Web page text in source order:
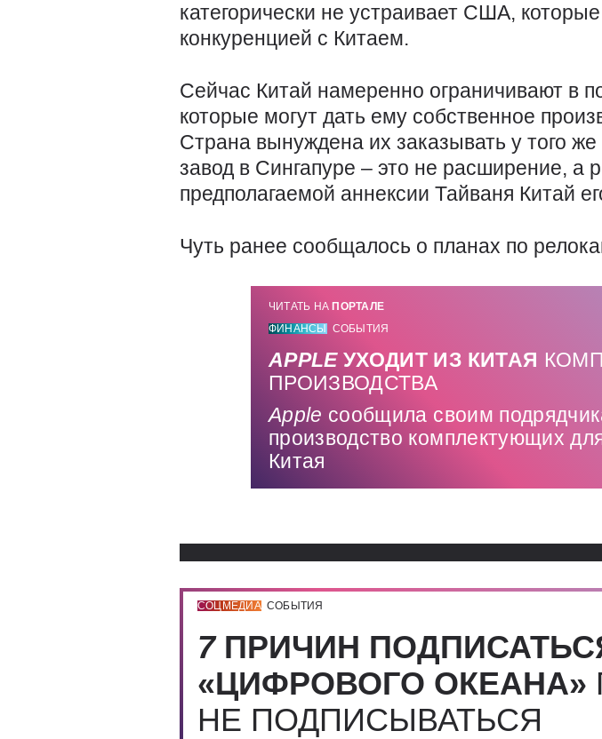
категорически не устраивает США,
конкуренцией с Китаем.
Сейчас Китай намеренно ограничивают в
которые могут дать ему собственное
Страна вынуждена их заказывать у того же
завод в Сингапуре – это не расширение, а
предполагаемой аннексии Тайваня Китай
Чуть ранее сообщалось о планах по
ЧИТАТЬ НА ПОРТАЛЕ
ФИНАНСЫ
СОБЫТИЯ
APPLEУХОДИТ ИЗ КИТАЯ
ПРОИЗВОДСТВА
Apple сообщила своим
производство комплектующих
Китая
СОЦМЕДИА СОБЫТИЯ
7 ПРИЧИН
«ЦИФРОВОГО ОКЕАНА»
НЕ ПОДПИСЫВАТЬСЯ